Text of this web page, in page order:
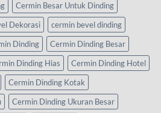
Cermin Besar Untuk Dinding
Dekorasi
cermin bevel dinding
Dinding
Cermin Dinding Besar
Dinding Hias
Cermin Dinding Hotel
Cermin Dinding Kotak
Cermin Dinding Ukuran Besar